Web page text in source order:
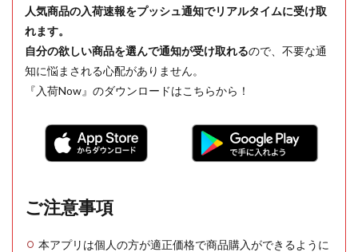
人気商品の入荷速報をプッシュ通知でリアルタイムに受け取
れます。
自分の欲しい商品を選んで通知が受け取れるので、不要な通
知に悩まされる心配がありません。
『入荷Now』のダウンロードはこちらから！
ご注意事項
本アプリは個人の方が適正価格で商品購入ができるように